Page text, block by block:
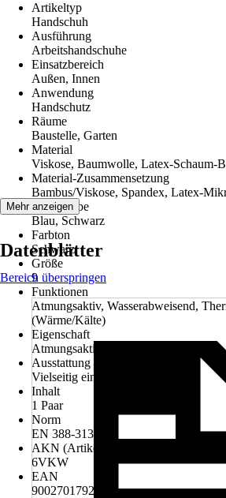
Artikeltyp
Handschuh
Ausführung
Arbeitshandschuhe
Einsatzbereich
Außen, Innen
Anwendung
Handschutz
Räume
Baustelle, Garten
Material
Viskose, Baumwolle, Latex-Schaum-
Material-Zusammensetzung
Bambus/Viskose, Spandex, Latex-
Grundfarbe
Blau, Schwarz
Farbton
Schwarz
Größe
9
Funktionen
Atmungsaktiv, Wasserabweisend,
(Wärme/Kälte)
Eigenschaft
Atmungsaktiv
Ausstattung
Vielseitig einsetzbar
Inhalt
1 Paar
Norm
EN 388-3131
AKN (Artikelkurznummer)
6VKW
EAN
9002701792896
Mehr anzeigen
Datenblätter
Bereich überspringen